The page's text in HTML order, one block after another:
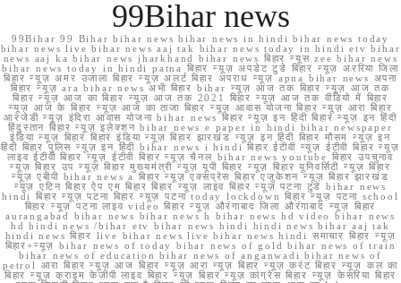
99Bihar news
99Bihar 99 Bihar bihar news bihar news in hindi bihar news today
bihar news live bihar news aaj tak bihar news today in hindi etv bihar
news aaj ka bihar news jharkhand bihar news बिहार न्यूस zee bihar news
bihar news today in hindi patna बिहार न्यूज़ अपडेट टुडे बिहार न्यूज़ अररिया जिला
बिहार न्यूज़ अमर उजाला बिहार न्यूज़ अलर्ट बिहार अपराध न्यूज़ apna bihar news अपना
बिहार न्यूज़ ara bihar news अभी बिहार bihar न्यूज़ आज तक बिहार न्यूज़ आज तक
बिहार न्यूज़ आज का बिहार न्यूज़ आज तक 2021 बिहार न्यूज़ आज तक वीडियो में बिहार
न्यूज़ आज के बिहार न्यूज़ आज का ताजा बिहार न्यूज़ आवास योजना बिहार न्यूज़ आरा बिहार
आरजेडी न्यूज़ इंदिरा आवास योजना bihar news बिहार न्यूज़ इन हिंदी बिहार न्यूज़ इन हिंदी
हिंदुस्तान बिहार न्यूज़ इलेक्शन bihar news e paper in hindi bihar newspaper
इंडिया न्यूज़ बिहार बिहार इंडिया न्यूज़ बिहार झारखंड न्यूज़ इन हिंदी बिहार मौसम न्यूज़ इन
हिंदी बिहार पुलिस न्यूज़ इन हिंदी bihar news i hindi बिहार ईटीवी न्यूज़ ईटीवी बिहार न्यूज़
लाइव ईटीवी बिहार न्यूज़ ईटीवी बिहार न्यूज़ चैनल bihar news youtube बिहार उपचुनाव
न्यूज़ बिहार उप न्यूज़ बिहार मुख्यमंत्री न्यूज़ यूपी बिहार न्यूज़ बिहार यूनिवर्सिटी न्यूज़ बिहार
न्यूज़ एबीपी bihar news a बिहार न्यूज़ एक्सप्रेस बिहार एजुकेशन न्यूज़ बिहार झारखंड
न्यूज़ एटिन बिहार ऐप एम बिहार बिहार न्यूज़ लाइव बिहार न्यूज़ पटना टुडे bihar news
hindi बिहार न्यूज़ पटना बिहार न्यूज़ पटना today lockdown बिहार न्यूज़ पटना school
बिहार न्यूज़ पटना लाइव video बिहार न्यूज़ औरंगाबाद जिला औरंगाबाद न्यूज़ बिहार
aurangabad bihar news bihar news h bihar news hd video bihar news
hd hindi news /bihar etv bihar news hindi hindi news bihar aaj tak
hindi news बिहार live bihar news live bihar news hindi समाचार बिहार न्यूज़
बिहार+न्यूज़ bihar news of today bihar news of gold bihar news of train
bihar news of education bihar news of anganwadi bihar news of
petrol आरा बिहार न्यूज़ आज बिहार न्यूज़ आरा न्यूज़ बिहार न्यूज़ करंट बिहार न्यूज़ कल का
बिहार न्यूज़ क्राइम केजीपी लाइव बिहार न्यूज़ बिहार न्यूज़ कांग्रेस बिहार न्यूज़ केसरिया बिहार